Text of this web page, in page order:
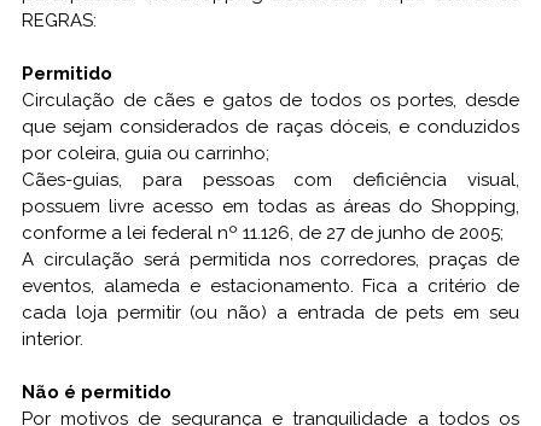
REGRAS:
Permitido
Circulação de cães e gatos de todos os portes, desde
que sejam considerados de raças dóceis, e conduzidos
por coleira, guia ou carrinho;
Cães-guias, para pessoas com deficiência visual,
possuem livre acesso em todas as áreas do Shopping,
conforme a lei federal nº 11.126, de 27 de junho de 2005;
A circulação será permitida nos corredores, praças de
eventos, alameda e estacionamento. Fica a critério de
cada loja permitir (ou não) a entrada de pets em seu
interior.
Não é permitido
Por motivos de segurança e tranquilidade a todos os